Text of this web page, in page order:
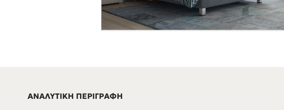
ΑΝΑΛΥΤΙΚΗ ΠΕΡΙΓΡΑΦΗ